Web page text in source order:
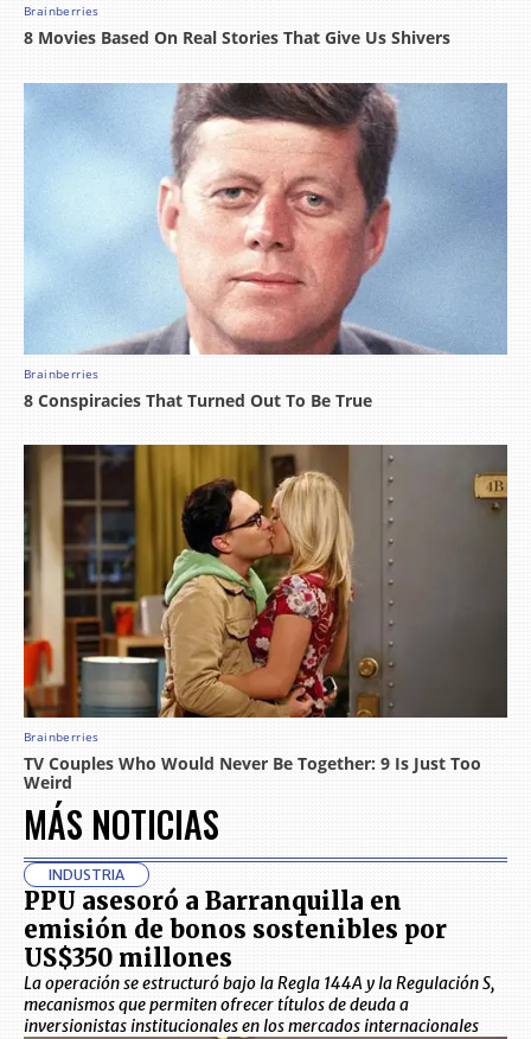
MÁS NOTICIAS
INDUSTRIA
PPU asesoró a Barranquilla en
emisión de bonos sostenibles por
US$350 millones
La operación se estructuró bajo la Regla 144A y la Regulación S,
mecanismos que permiten ofrecer títulos de deuda a
inversionistas institucionales en los mercados internacionales